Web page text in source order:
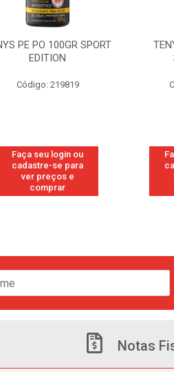
TENYS PE PO 100GR
S/PERFUME
Código: 298528
Faça seu login ou
cadastre-se para
ver preços e
comprar
TENYS
Notas